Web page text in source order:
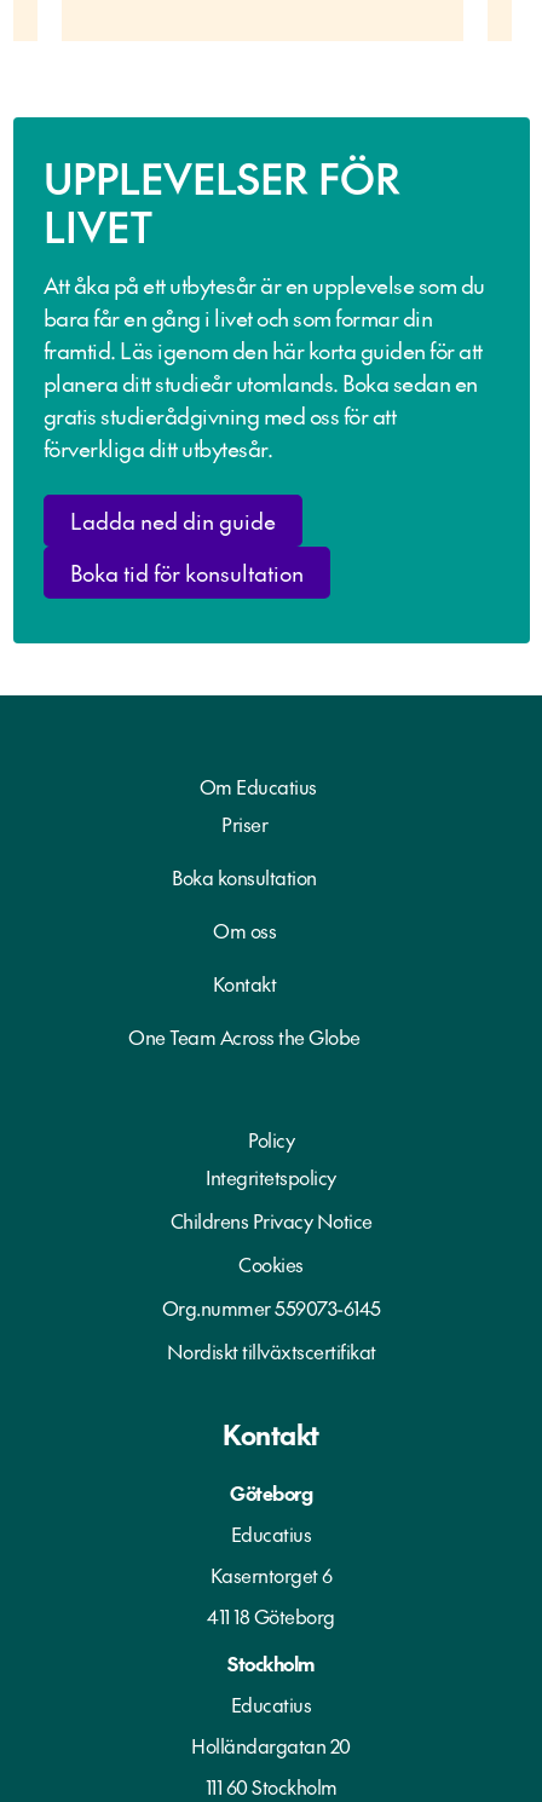
UPPLEVELSER FÖR
LIVET
Att åka på ett utbytesår är en upplevelse som du
bara får en gång i livet och som formar din
framtid. Läs igenom den här korta guiden för att
planera ditt studieår utomlands. Boka sedan en
gratis studierådgivning med oss för att
förverkliga ditt utbytesår.
Ladda ned din guide
Boka tid för konsultation
Om Educatius
Priser
Boka konsultation
Om oss
Kontakt
One Team Across the Globe
Policy
Integritetspolicy
Childrens Privacy Notice
Cookies
Org.nummer 559073-6145
Nordiskt tillväxtscertifikat
Kontakt
Göteborg
Educatius
Kaserntorget 6
411 18 Göteborg
Stockholm
Educatius
Holländargatan 20
111 60 Stockholm